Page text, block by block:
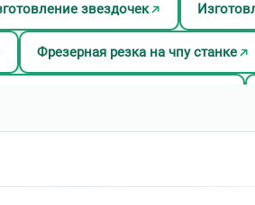
звездочек
Фрезерная резка на чпу станке